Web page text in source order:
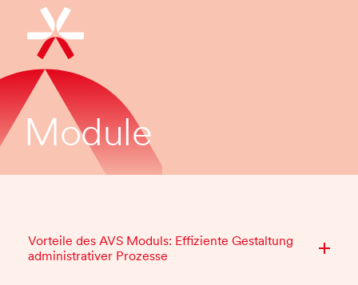
Module
Vorteile des AVS Moduls: Effiziente Gestaltung
administrativer Prozesse